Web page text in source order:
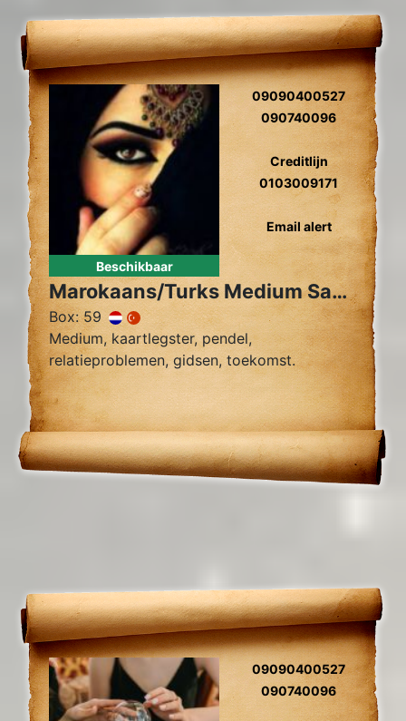
Beschikbaar
09090400527
090740096
Creditlijn
0103009171
Email alert
Marokaans/Turks Medium Sahara
Box: 59
Medium, kaartlegster, pendel,
relatieproblemen, gidsen, toekomst.
09090400527
090740096